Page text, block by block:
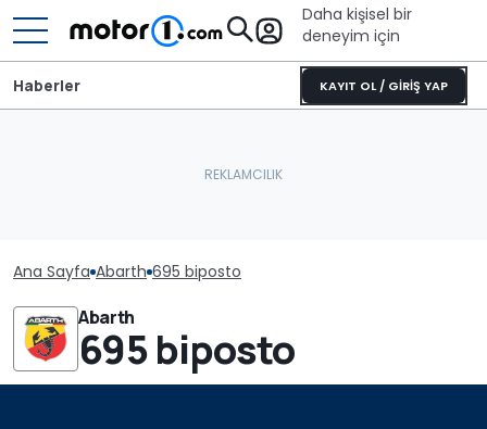
Daha kişisel bir
deneyim için
KAYIT OL / GİRİŞ YAP
Haberler
Ana Sayfa Abarth 695 biposto
Abarth
695 biposto